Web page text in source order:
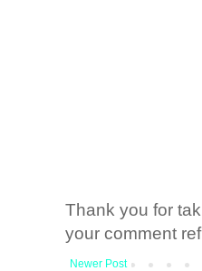
Thank you for
your comment
Newer Post